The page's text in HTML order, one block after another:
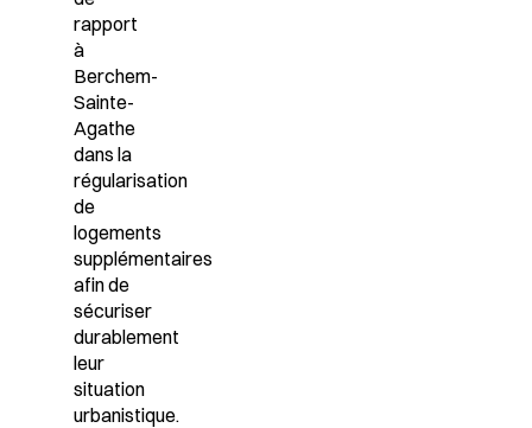
rapport
à
Berchem-
Sainte-
Agathe
dans la
régularisation
de
logements
supplémentaires
afin de
sécuriser
durablement
leur
situation
urbanistique.